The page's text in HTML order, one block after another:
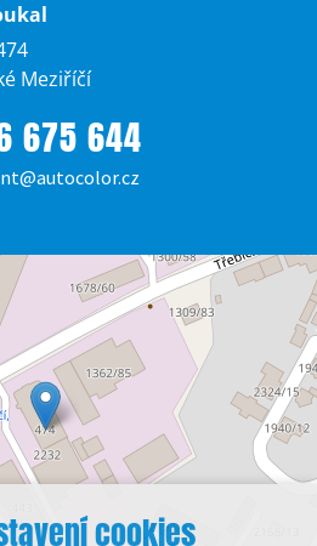
Meziříčí
675 644
cookies